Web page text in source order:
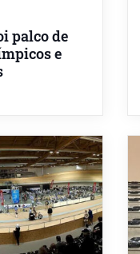
palco de
e